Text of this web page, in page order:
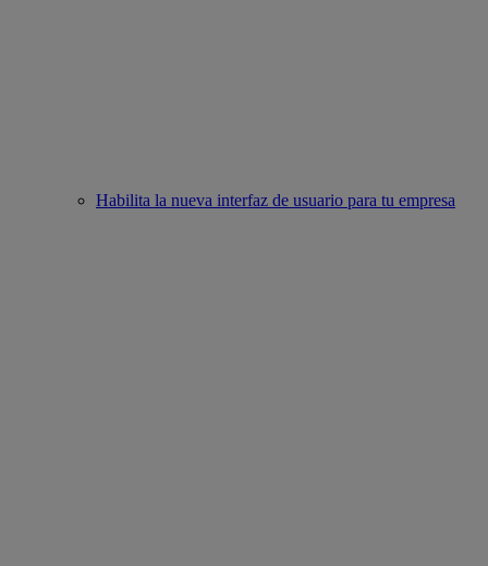
Habilita la nueva interfaz de usuario para tu empresa